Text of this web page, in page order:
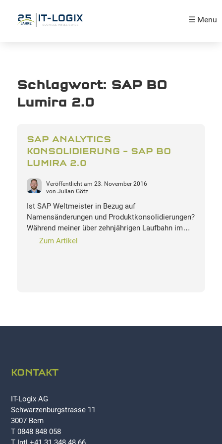
☰ Menu
Schlagwort: SAP BO
Lumira 2.0
SAP ANALYTICS
KONSOLIDIERUNG – SAP BO
LUMIRA 2.0
Veröffentlicht am 23. November 2016
von Julian Götz
Ist SAP Weltmeister in Bezug auf
Namensänderungen und Produktkonsolidierungen?
Während meiner über zehnjährigen Laufbahn im…
Zum Artikel
KONTAKT
IT-Logix AG
Schwarzenburgstrasse 11
3007 Bern
T 0848 848 058